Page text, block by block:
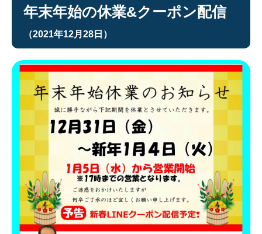
年末年始の休業&クーポン配信
（2021年12月28日）